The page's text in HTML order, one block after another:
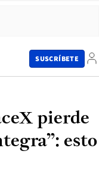
SUSCRÍBETE
pierde
esto